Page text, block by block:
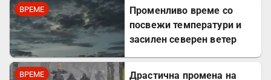
ВРЕМЕ
Променливо време со
посвежи температури и
засилен северен ветер
ВРЕМЕ
Драстична промена на